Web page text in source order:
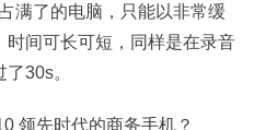
满了的电脑，只能以非常缓
间可长可短，同样是在录音
30s。